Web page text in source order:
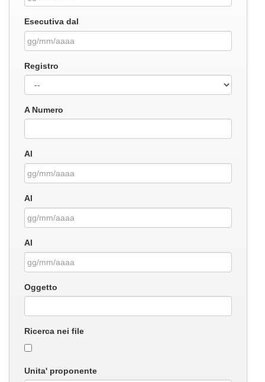
Esecutiva dal
Registro
A Numero
Al
Al
Al
Oggetto
Ricerca nei file
Unita' proponente